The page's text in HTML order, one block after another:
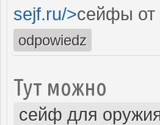
sejf.ru/>сейфы от
odpowiedz
Тут можно
сейф для